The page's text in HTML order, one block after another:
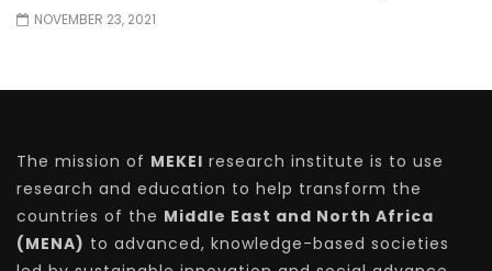
NOVEMBER 23, 2021
The mission of MEKEI research institute is to use
research and education to help transform the
countries of the Middle East and North Africa
(MENA) to advanced, knowledge-based societies